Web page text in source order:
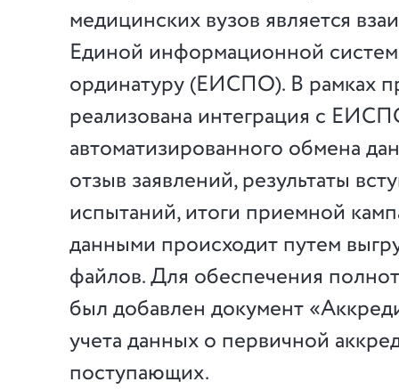
медицинских вузов является
Единой информационной
ординатуру (ЕИСПО). В рамках
реализована интеграция с
автоматизированного обмена
отзыв заявлений, результаты
испытаний, итоги приемной
данными происходит путем
файлов. Для обеспечения
был добавлен документ
учета данных о первичной
поступающих.